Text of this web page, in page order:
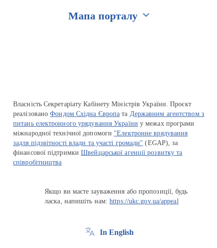
Мапа порталу
Власність Секретаріату Кабінету Міністрів України. Проєкт
реалізованоФондом Східна Європа та Державним агентством з
питань електронного урядування України у межах програми
міжнародної технічної допомоги "Електронне врядування
задля підзвітності влади та участі громади" (EGAP), за
фінансової підтримкиШвейцарської агенції розвитку та
співробітництва
Якщо ви маєте зауваження або пропозиції, будь
ласка, напишіть нам:https://ukc.gov.ua/appeal
In English